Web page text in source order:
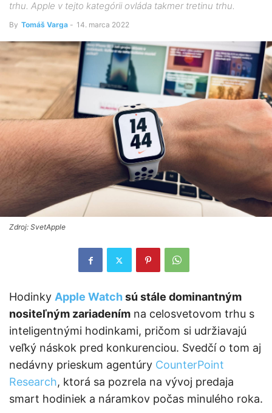
trhu. Apple v tejto kategórii ovláda takmer tretinu trhu.
By Tomáš Varga - 14. marca 2022
Zdroj: SvetApple
Hodinky Apple Watchsú stále dominantným
nositeľným zariadením na celosvetovom trhu s
inteligentnými hodinkami, pričom si udržiavajú
veľký náskok pred konkurenciou. Svedčí o tom aj
nedávny prieskum agentúry CounterPoint
Research, ktorá sa pozrela na vývoj predaja
smart hodiniek a náramkov počas minulého roka.